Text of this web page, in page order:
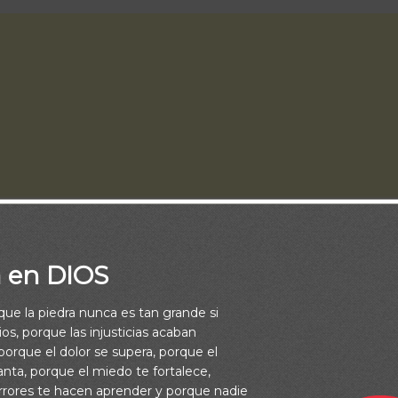
relación entre el amor y el conocimiento: ¿Cómo podemos
de alguien o de algo si no tenemos por eso una estima
queremos explorarlo cada centímetro. Cuando amamos a
DIOS
la piedra nunca es tan grande si
porque las injusticias acaban
el dolor se supera, porque el
porque el miedo te fortalece,
te hacen aprender y porque nadie